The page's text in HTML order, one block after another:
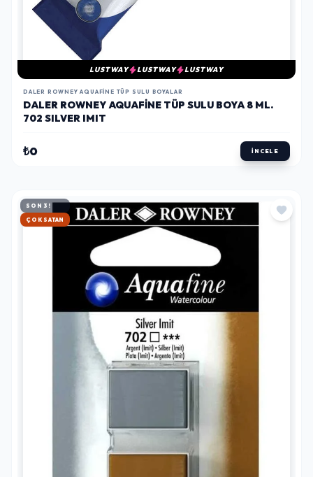
LUSTWAY LUSTWAY LUSTWAY
DALER ROWNEY AQUAFINE TÜP SULU BOYALAR
DALER ROWNEY AQUAFINE TÜP SULU BOYA 8 ML.
702 SILVER IMIT
₺0 İNCELE
SON 3!
HIZLI KARGO